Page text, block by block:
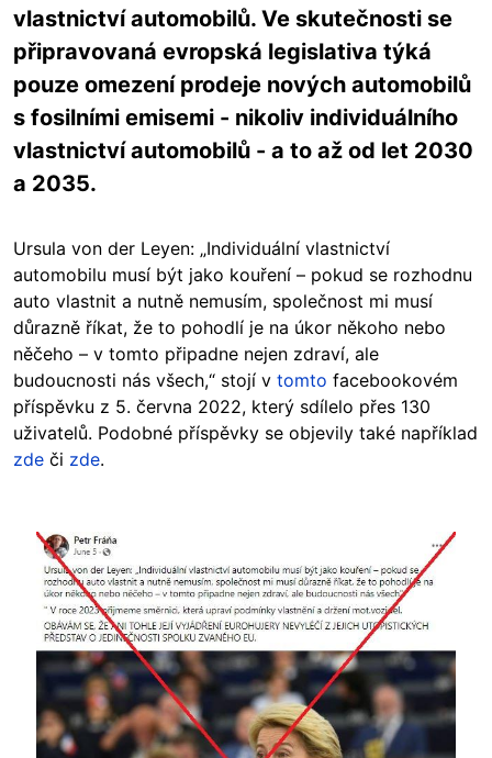
vlastnictví automobilů. Ve skutečnosti se
připravovaná evropská legislativa týká
pouze omezení prodeje nových automobilů
s fosilními emisemi - nikoliv individuálního
vlastnictví automobilů - a to až od let 2030
a 2035.
Ursula von der Leyen: „Individuální vlastnictví
automobilu musí být jako kouření – pokud se rozhodnu
auto vlastnit a nutně nemusím, společnost mi musí
důrazně říkat, že to pohodlí je na úkor někoho nebo
něčeho – v tomto připadne nejen zdraví, ale
budoucnosti nás všech,“ stojí v tomto facebookovém
příspěvku z 5. června 2022, který sdílelo přes 130
uživatelů. Podobné příspěvky se objevily také například
zde či zde.
Image